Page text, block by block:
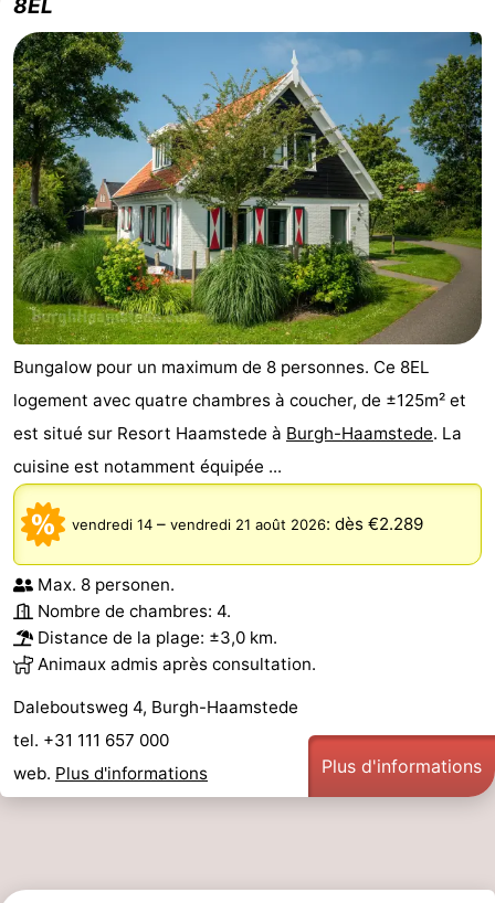
8EL
Bungalow pour un maximum de 8 personnes. Ce 8EL
logement avec quatre chambres à coucher, de ±125m² et
est situé sur Resort Haamstede à Burgh-Haamstede. La
cuisine est notamment équipée ...
vendredi 14 – vendredi 21 août 2026: dès €2.289
Max. 8 personen.
Nombre de chambres: 4.
Distance de la plage: ±3,0 km.
Animaux admis après consultation.
Daleboutsweg 4, Burgh-Haamstede
tel. +31 111 657 000
web. Plus d'informations Plus d'informations